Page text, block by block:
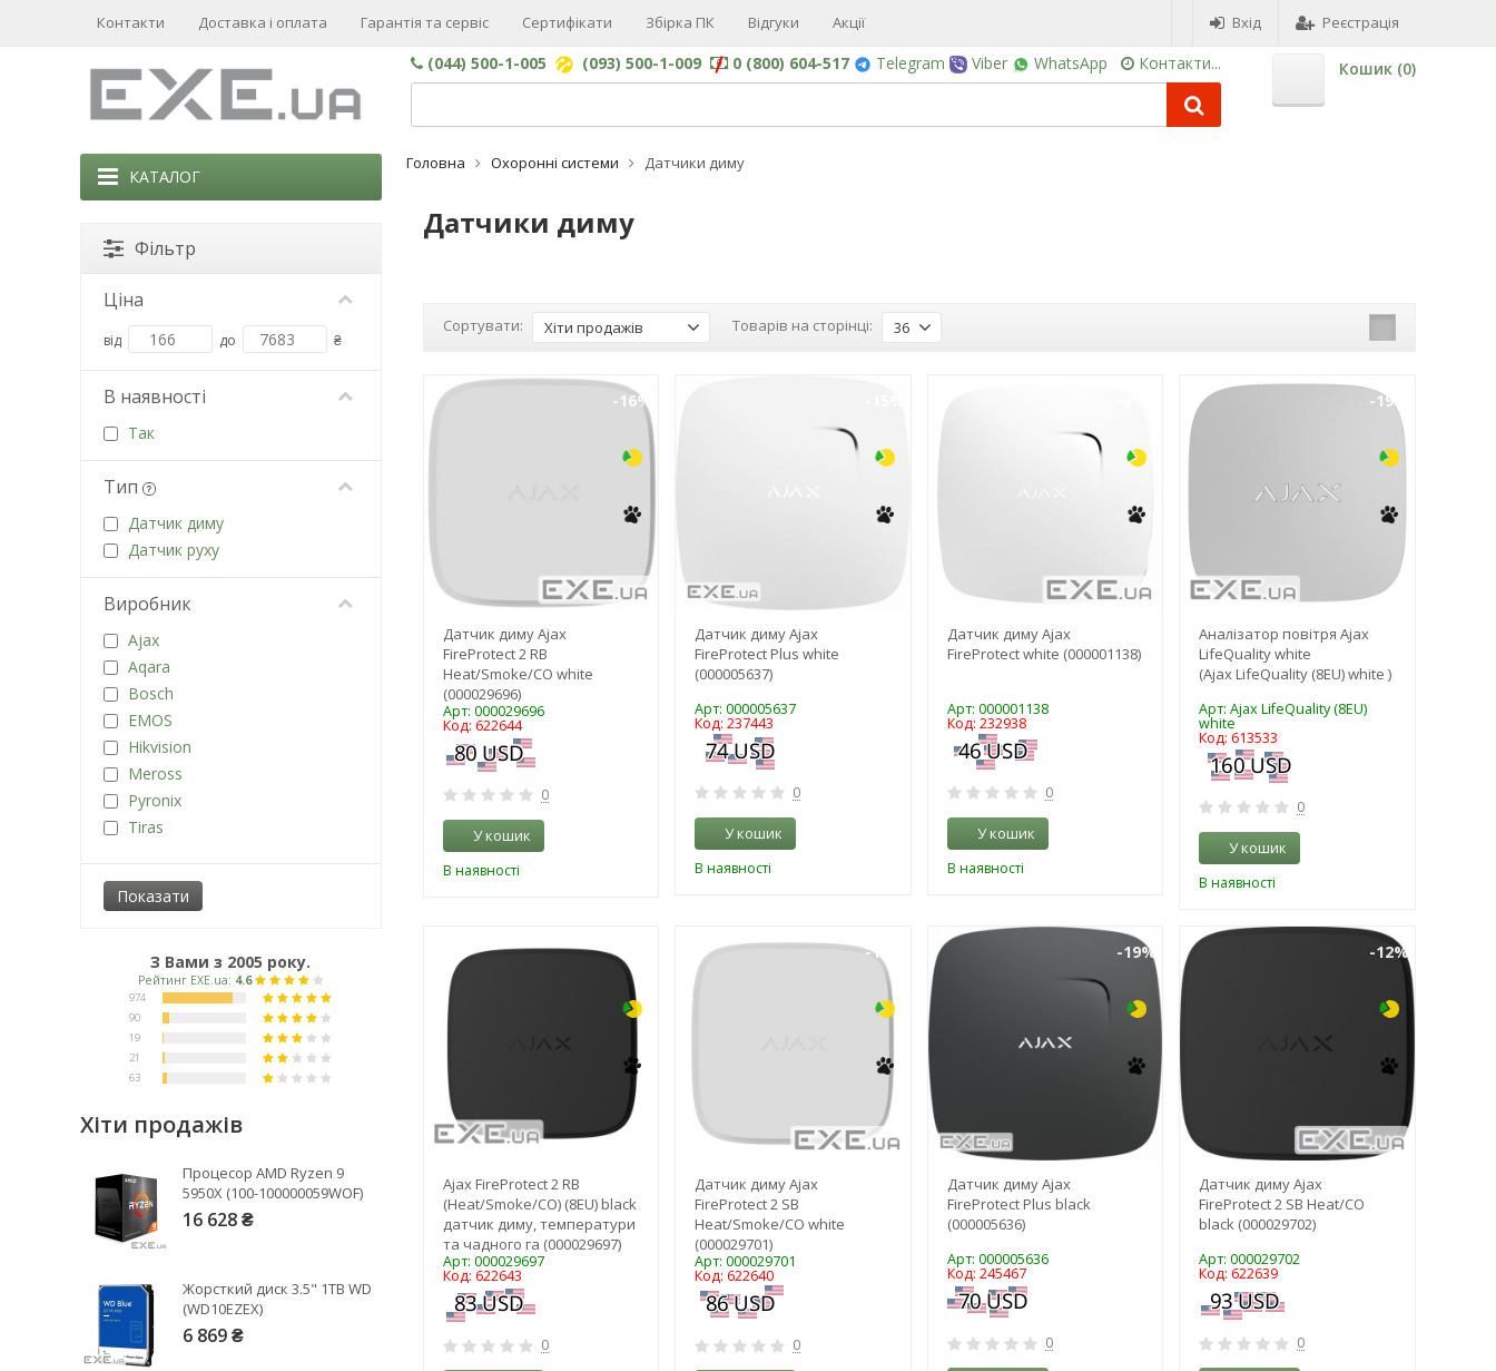
Контакти Доставка і оплата Гарантія та сервіс Сертифікати Збірка ПК Відгуки Акції Вхід Реєстрація
(044) 500-1-005 (093) 500-1-009 0 (800) 604-517 Telegram Viber WhatsApp Контакти... Кошик (0)
Головна Охоронні системи Датчики диму
Датчики диму
Сортувати: Хіти продажів Товарів на сторінці: 36
-16%
Датчик диму Ajax
FireProtect 2 RB
Heat/Smoke/CO white
(000029696)
Арт: 000029696
Код: 622644
0
У кошик
В наявності
Датчик диму Ajax
FireProtect Plus white
(000005637)
Арт: 000005637
Код: 237443
0
У кошик
В наявності
Датчик диму Ajax
FireProtect white (000001138)
Арт: 000001138
Код: 232938
0
У кошик
В наявності
-19%
Аналізатор повітря Ajax
LifeQuality white
(Ajax LifeQuality (8EU) white )
Арт: Ajax LifeQuality (8EU)
white
Код: 613533
0
У кошик
В наявності
-13%
Ajax FireProtect 2 RB
(Heat/Smoke/CO) (8EU) black
датчик диму, температури
та чадного га (000029697)
Арт: 000029697
Код: 622643
0
-18%
Датчик диму Ajax
FireProtect 2 SB
Heat/Smoke/CO white
(000029701)
Арт: 000029701
Код: 622640
0
-19%
Датчик диму Ajax
FireProtect Plus black
(000005636)
Арт: 000005636
Код: 245467
0
-12%
Датчик диму Ajax
FireProtect 2 SB Heat/CO
black (000029702)
Арт: 000029702
Код: 622639
0
КАТАЛОГ
Фільтр
Ціна
від до ₴
В наявності
Так
Тип
Датчик диму
Датчик руху
Виробник
Ajax
Aqara
Bosch
EMOS
Hikvision
Meross
Pyronix
Tiras
Viatec
Yoso
Артон
З Вами з 2005 року.
Рейтинг EXE.ua:
974
Хіти продажів
Процесор AMD Ryzen 9
5950X (100-100000059WOF)
16 628 ₴
Жорсткий диск 3.5" 1TB WD
(WD10EZEX)
6 869 ₴